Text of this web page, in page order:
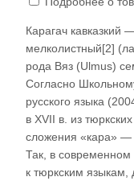
Карагач кавказкий
мелколистный[2]
рода Вяз (Ulmus)
Согласно
русского языка
в XVII в. из
сложения «кара» —
Так, в современном
к тюркским языкам,